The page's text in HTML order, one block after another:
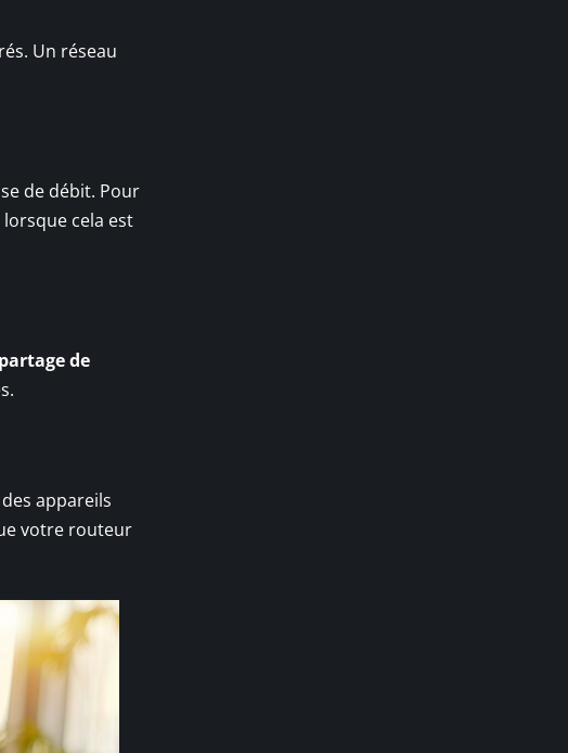
Un réseau
de débit. Pour
cela est
partage de
appareils
votre routeur